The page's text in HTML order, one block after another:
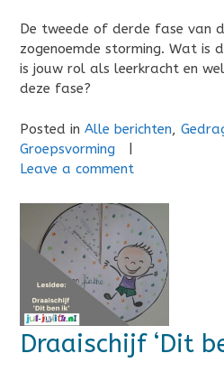
De tweede of derde fase van
zogenoemde storming. Wat is
is jouw rol als leerkracht en
deze fase?
Posted in Alle berichten,
Groepsvorming
Leave a comment
Draaischijf ‘Dit